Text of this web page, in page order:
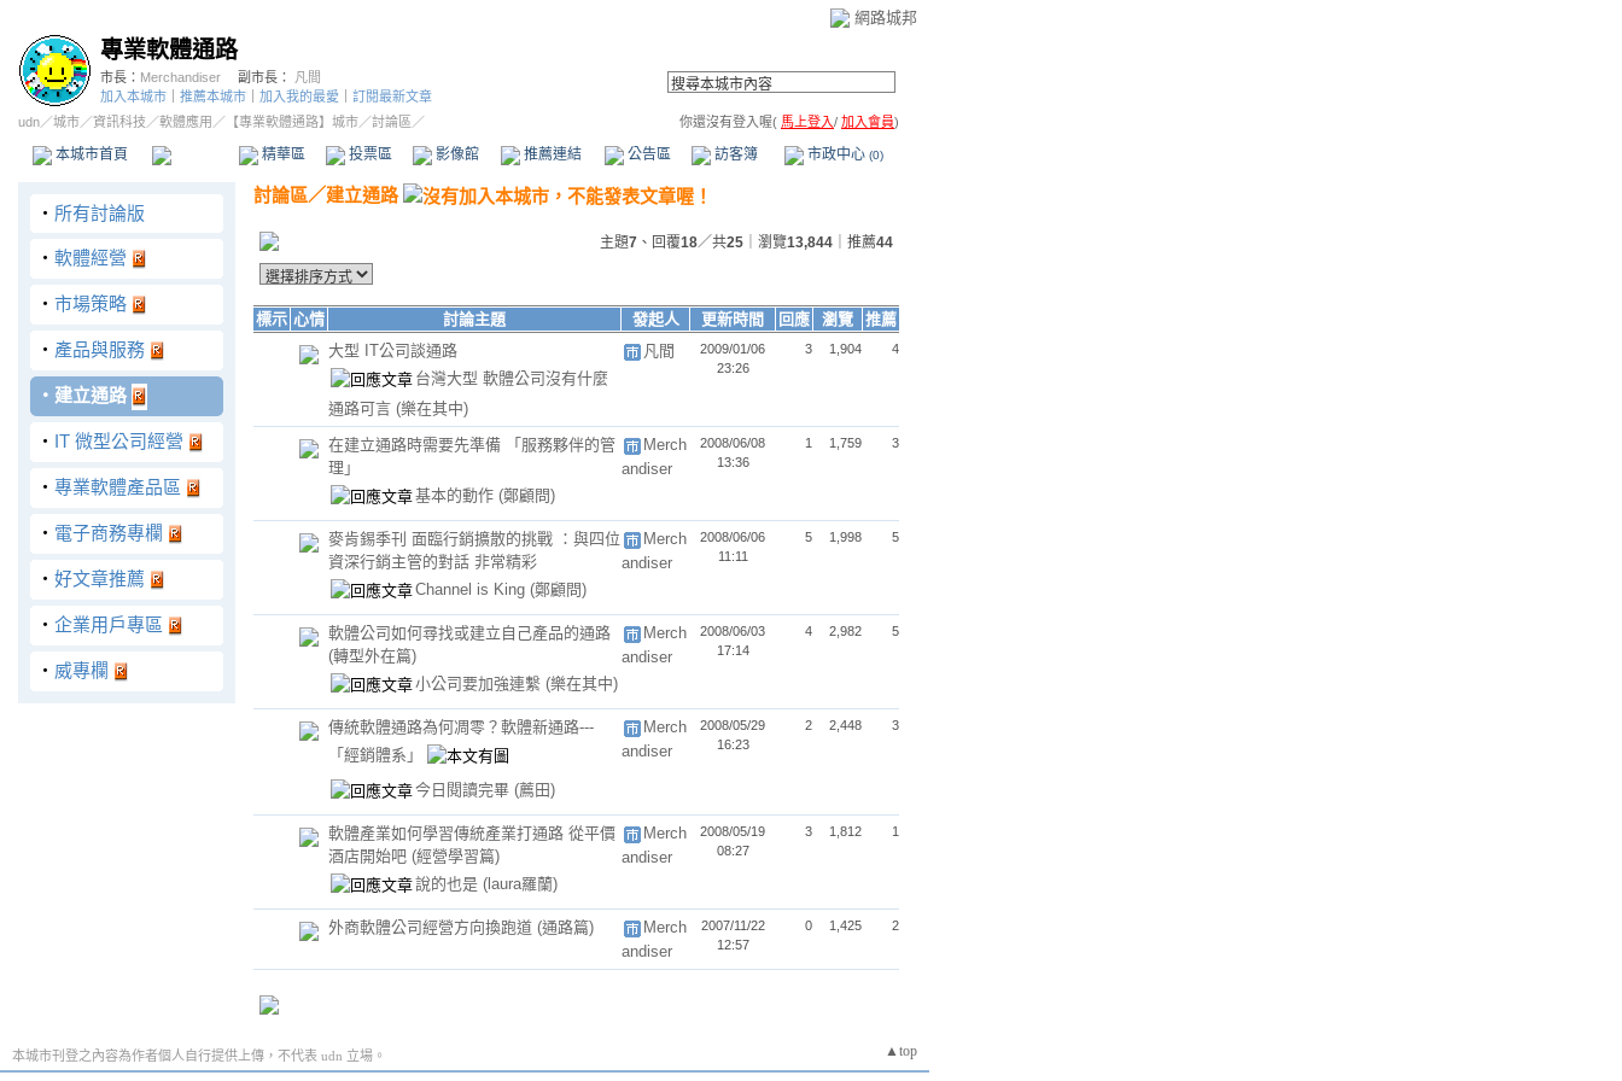
網路城邦
專業軟體通路
市長： Merchandiser 副市長：
凡間
加入本城市
推薦本城市 加入我的最愛
訂閱最新文章
udn／城市／資訊科技 ／軟體應用 ／ 【專業軟體通路】城市／討論區／ 你還沒有登入喔( 馬上登入/ 加入會員)
本城市首頁 精華區 投票區 影像館 推薦連結 公告區 訪客簿 市政中心 (0)
‧ 所有討論版
‧ 軟體經營
‧ 市場策略
‧ 產品與服務
‧ 建立通路
‧ IT 微型公司經營
‧ 專業軟體產品區
‧ 電子商務專欄
‧ 好文章推薦
‧ 企業用戶專區
‧ 威專欄
討論區／建立通路
主題7 、回覆18／共25 ｜瀏覽13,844 ｜推薦44
標示 心情 討論主題 發起人 更新時間 回應 瀏覽
推薦
大型 IT公司談通路
台灣大型 軟體公司沒有什麼
通路可言 (樂在其中)
凡間
2009/01/06
23:26
3 1,904 4
在建立通路時需要先準備 「服務夥伴的管
理」
基本的動作 (鄭顧問)
Merch
andiser
2008/06/08
13:36
1 1,759 3
麥肯錫季刊 面臨行銷擴散的挑戰 ：與四位
資深行銷主管的對話 非常精彩
Channel is King (鄭顧問)
Merch
andiser
2008/06/06
11:11
5 1,998 5
軟體公司如何尋找或建立自己產品的通路
(轉型外在篇)
小公司要加強連繫 (樂在其中)
Merch
andiser
2008/06/03
17:14
4 2,982 5
傳統軟體通路為何凋零？軟體新通路---
「經銷體系」
今日閱讀完畢 (薦田)
Merch
andiser
2008/05/29
16:23
2 2,448 3
軟體產業如何學習傳統產業打通路 從平價
酒店開始吧 (經營學習篇)
說的也是 (laura羅蘭)
Merch
andiser
2008/05/19
08:27
3 1,812 1
外商軟體公司經營方向換跑道 (通路篇)
Merch
andiser
2007/11/22
12:57
0 1,425 2
▲top
本城市刊登之內容為作者個人自行提供上傳，不代表 udn 立場。